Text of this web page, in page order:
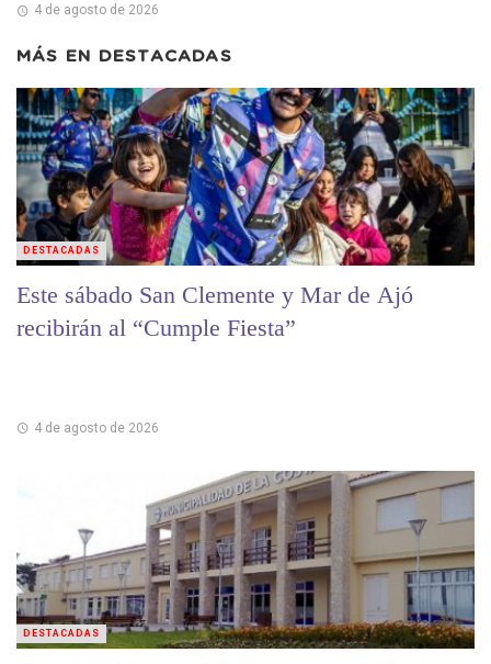
4 de agosto de 2026
MÁS EN DESTACADAS
Este sábado San Clemente y Mar de Ajó
recibirán al “Cumple Fiesta”
4 de agosto de 2026
DESTACADAS
DESTACADAS